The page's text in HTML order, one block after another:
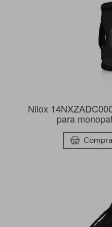
Nilox
para